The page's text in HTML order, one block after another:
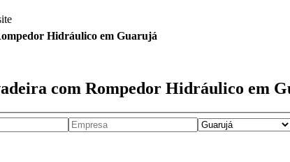
Hidráulico em Guarujá
com Rompedor Hidráulico em